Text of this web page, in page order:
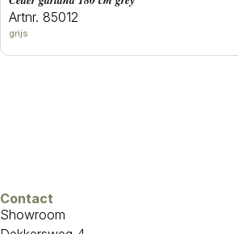
Artnr. 85012
grijs
Contact
Showroom